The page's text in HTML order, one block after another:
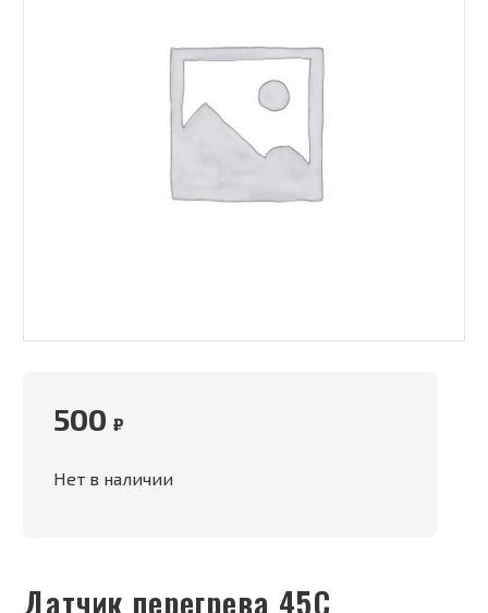
Датчик перегрева 45С
500 ₽
Нет в наличии